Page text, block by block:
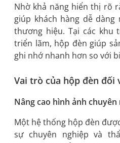
Nhờ khả năng hiển thị rõ
giúp khách hàng dễ
thương hiệu. Tại các khu
triển lãm, hộp đèn giúp
ghi nhớ nhanh hơn so với
Vai trò của hộp đèn
Nâng cao hình ảnh chuyên
Một hệ thống hộp đèn
sự chuyên nghiệp và